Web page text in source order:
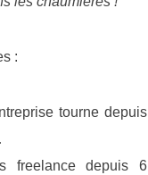
:
tourne depuis
freelance depuis 6